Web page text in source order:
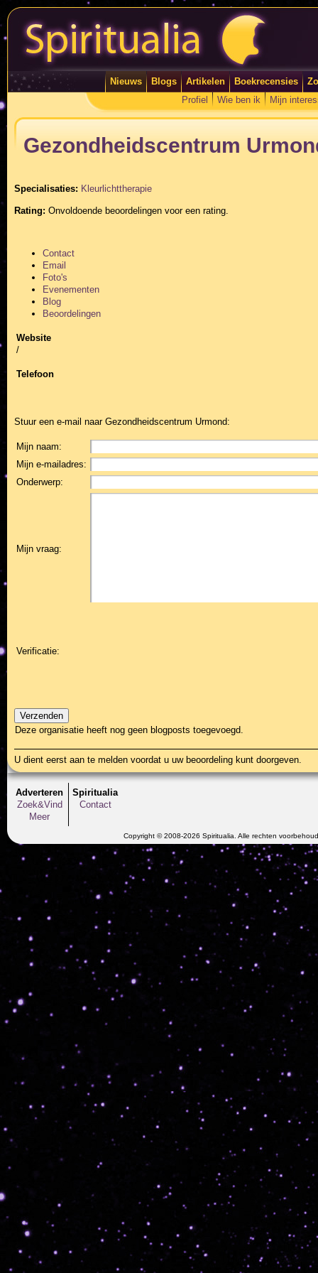
Nieuws Blogs Artikelen Boekrecensies
Profiel
Wie ben ik Mijn
Gezondheidscentrum
Specialisaties: Kleurlichttherapie
Rating: Onvoldoende beoordelingen voor een rating.
Contact
Email
Foto's
Evenementen
Blog
Beoordelingen
Website
/
Telefoon
Stuur een e-mail naar Gezondheidscentrum Urmond:
Mijn naam:
Mijn e-mailadres:
Onderwerp:
Mijn vraag:
Verificatie:
Deze organisatie heeft nog geen blogposts toegevoegd.
U dient eerst aan te melden voordat u uw beoordeling kunt doorgeven.
Adverteren
Zoek&Vind
Meer
Spiritualia
Contact
Copyright © 2008-2026 Spiritualia. Alle rechten